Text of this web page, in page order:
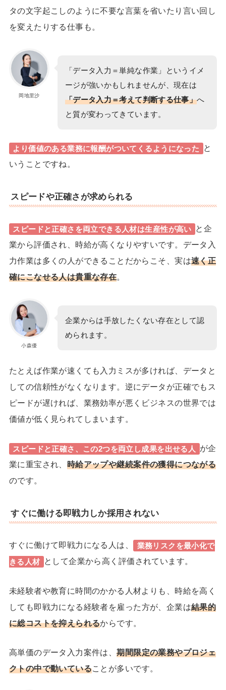
タの文字起こしのように不要な言葉を省いたり言い回し
を変えたりする仕事 も。
岡地里沙
「データ入力＝単純な作業」というイメ
ージが強いかもしれませんが、現在は
「データ入力＝考えて判断する仕事」へ
と質が変わってきています。
より価値のある業務に報酬がついてくるようになった
と
いうことですね。
スピードや正確さが求められる
スピードと正確さを両立できる人材は生産性が高い
と企
業から評価され、時給が高くなりやすいです。 データ入
力作業は多くの人ができることだからこそ、実は速く正
確にこなせる人は貴重な存在。
小森優
企業からは手放したくない存在として認
められます。
たとえば作業が速くても入力ミスが多ければ、データと
しての信頼性がなくなります。逆にデータが正確でもス
ピードが遅ければ、業務効率が悪くビジネスの世界では
価値が低く見られてしまいます。
スピードと正確さ、この2つを両立し成果を出せる人
が企
業に重宝され、 時給アップや継続案件の獲得につながる
のです。
すぐに働ける即戦力しか採用されない
すぐに働けて即戦力になる人は、
業務リスクを最小化で
きる人材
として企業から高く評価されています。
未経験者や教育に時間のかかる人材よりも、時給を高く
しても即戦力になる経験者を雇った方が、企業は結果的
に総コストを抑えられるからです。
高単価のデータ入力案件は、期間限定の業務やプロジェ
クトの中で動いていることが多いです。